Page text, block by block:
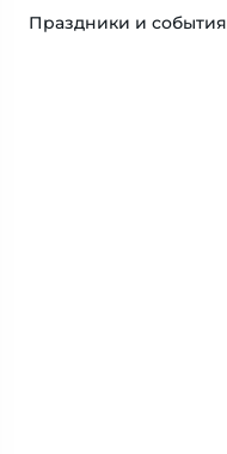
Праздники и события